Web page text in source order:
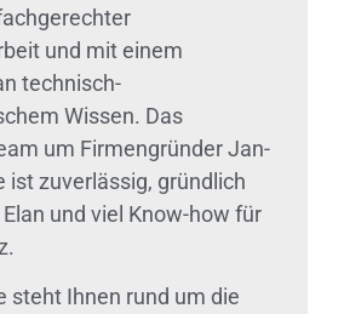
und mit einem
technisch-
Wissen. Das
um Firmengründer Jan-
ist zuverlässig, gründlich
und viel Know-how für
steht Ihnen rund um die